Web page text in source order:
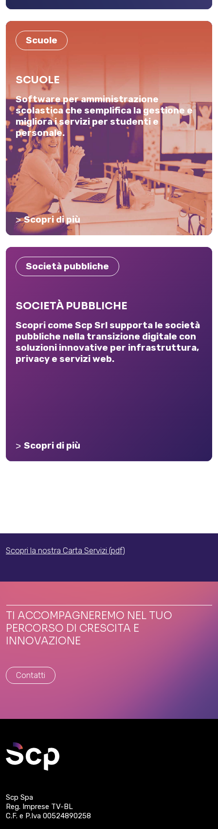
Scuole
SCUOLE
Software per amministrazione
scolastica che semplifica la gestione e
migliora i servizi per studenti e
personale.
Scopri di più
Società pubbliche
SOCIETÀ PUBBLICHE
Scopri come Scp Srl supporta le società
pubbliche nella transizione digitale con
soluzioni innovative per infrastruttura,
privacy e servizi web.
Scopri di più
Scopri la nostra Carta Servizi (pdf)
TI ACCOMPAGNEREMO NEL TUO
PERCORSO DI CRESCITA E
INNOVAZIONE
Contatti
Scp Spa
Reg. Imprese TV-BL
C.F. e P.Iva 00524890258